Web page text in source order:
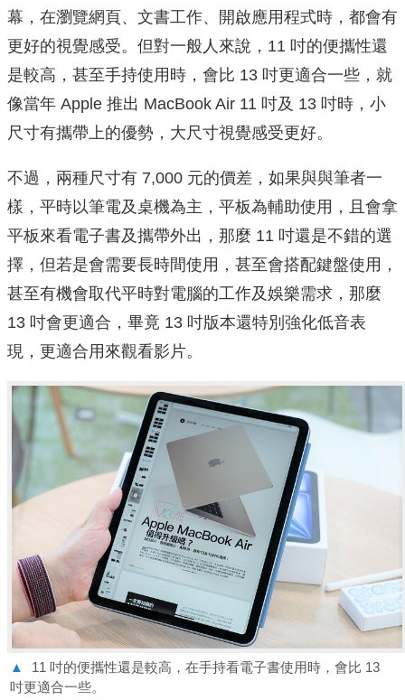
幕，在瀏覽網頁、文書工作、開啟應用程式時，都會有
更好的視覺感受。但對一般人來說，11 吋的便攜性還
是較高，甚至手持使用時，會比 13 吋更適合一些，就
像當年 Apple 推出 MacBook Air 11 吋及 13 吋時，小
尺寸有攜帶上的優勢，大尺寸視覺感受更好。
不過，兩種尺寸有 7,000 元的價差，如果與與筆者一
樣，平時以筆電及桌機為主，平板為輔助使用，且會拿
平板來看電子書及攜帶外出，那麼 11 吋還是不錯的選
擇，但若是會需要長時間使用，甚至會搭配鍵盤使用，
甚至有機會取代平時對電腦的工作及娛樂需求，那麼
13 吋會更適合，畢竟 13 吋版本還特別強化低音表
現，更適合用來觀看影片。
▲
11 吋的便攜性還是較高，在手持看電子書使用時，會比 13
吋更適合一些。